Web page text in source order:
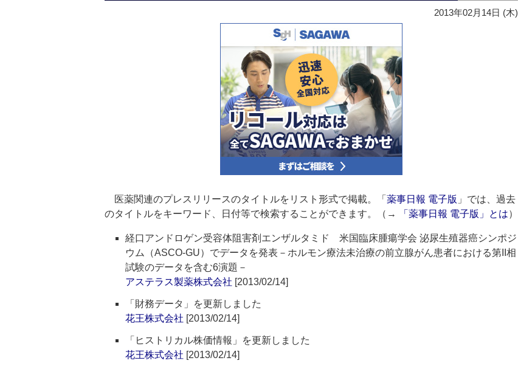
2013年02月14日 (木)
医薬関連のプレスリリースのタイトルをリスト形式で掲載。「 薬事日報 電子版 」では、過去
のタイトルをキーワード、日付等で検索することができます。（→
「薬事日報 電子版」とは）
経口アンドロゲン受容体阻害剤エンザルタミド 米国臨床腫瘍学会 泌尿生殖器癌シンポジ
ウム（ASCO-GU）でデータを発表－ホルモン療法未治療の前立腺がん患者における第II相
試験のデータを含む6演題－
アステラス製薬株式会社 [2013/02/14]
「財務データ」を更新しました
花王株式会社 [2013/02/14]
「ヒストリカル株価情報」を更新しました
花王株式会社 [2013/02/14]